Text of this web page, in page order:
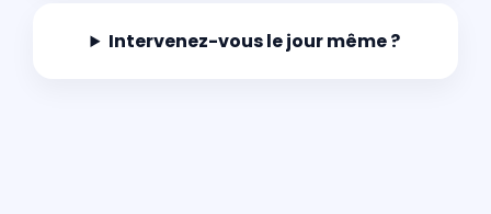
Intervenez-vous le jour même ?